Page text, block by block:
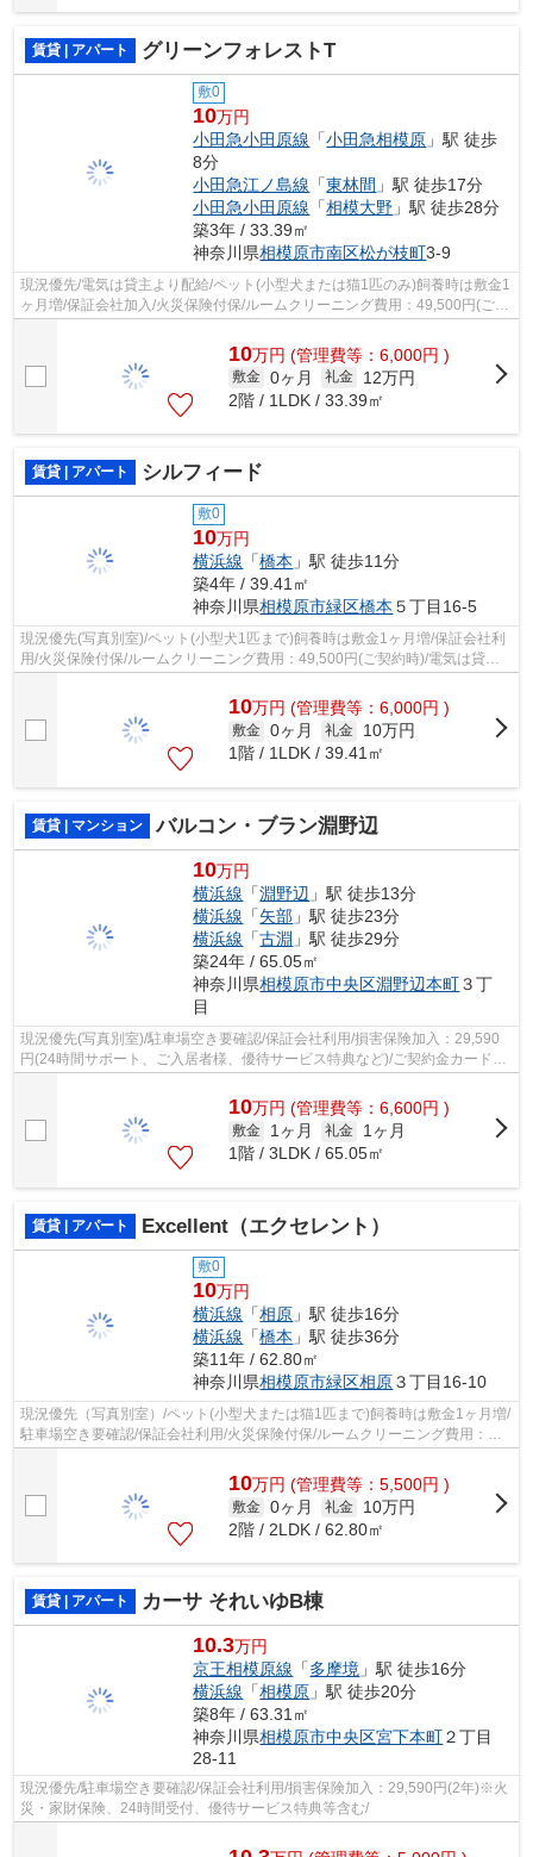
賃貸 | アパート グリーンフォレストT
敷0
10万円
小田急小田原線 「小田急相模原 」駅 徒歩
8分
小田急江ノ島線 「東林間 」駅 徒歩17分
小田急小田原線 「相模大野 」駅 徒歩28分
築3年 / 33.39㎡
神奈川県相模原市南区松が枝町3-9
現況優先/電気は貸主より配給/ペット(小型犬または猫1匹のみ)飼養時は敷金1
ヶ月増/保証会社加入/火災保険付保/ルームクリーニング費用：49,500円(ご契
10万円 (管理費等：6,000円 )
敷金 0ヶ月 礼金
12万円
2階 / 1LDK / 33.39㎡
賃貸 | アパート シルフィード
敷0
10万円
横浜線 「橋本 」駅 徒歩11分
築4年 / 39.41㎡
神奈川県相模原市緑区橋本 ５丁目16-5
現況優先(写真別室)/ペット(小型犬1匹まで)飼養時は敷金1ヶ月増/保証会社利
用/火災保険付保/ルームクリーニング費用：49,500円(ご契約時)/電気は貸主
より配給/ご契約金カード決済可
10万円 (管理費等：6,000円 )
敷金 0ヶ月 礼金
10万円
1階 / 1LDK / 39.41㎡
賃貸 | マンション バルコン・ブラン淵野辺
10万円
横浜線 「淵野辺 」駅 徒歩13分
横浜線 「矢部 」駅 徒歩23分
横浜線 「古淵 」駅 徒歩29分
築24年 / 65.05㎡
神奈川県相模原市中央区淵野辺本町３丁
目
現況優先(写真別室)/駐車場空き要確認/保証会社利用/損害保険加入：29,590
円(24時間サポート、ご入居者様、優待サービス特典など)/ご契約金カード決
済/
10万円 (管理費等：6,600円 )
敷金 1ヶ月 礼金
1ヶ月
1階 / 3LDK / 65.05㎡
賃貸 | アパート Excellent（エクセレント）
敷0
10万円
横浜線 「相原 」駅 徒歩16分
横浜線 「橋本 」駅 徒歩36分
築11年 / 62.80㎡
神奈川県相模原市緑区相原３丁目16-10
現況優先（写真別室）/ペット(小型犬または猫1匹まで)飼養時は敷金1ヶ月増/
駐車場空き要確認/保証会社利用/火災保険付保/ルームクリーニング費用：
10万円 (管理費等：5,500円 )
敷金 0ヶ月 礼金
10万円
2階 / 2LDK / 62.80㎡
賃貸 | アパート カーサ それいゆB棟
10.3万円
京王相模原線 「多摩境 」駅 徒歩16分
横浜線 「相模原 」駅 徒歩20分
築8年 / 63.31㎡
神奈川県相模原市中央区宮下本町２丁目
28-11
現況優先/駐車場空き要確認/保証会社利用/損害保険加入：29,590円(2年)※火
災・家財保険、24時間受付、優待サービス特典等含む/